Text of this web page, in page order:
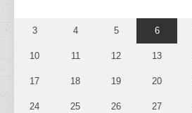
3 4 5 6
10 11 12 13
17 18 19 20
24 25 26 27